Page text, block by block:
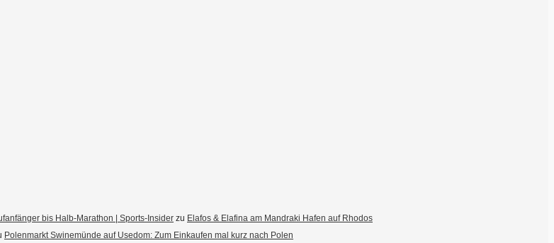
bis Halb-Marathon | Sports-Insider zu Elafos & Elafina am Mandraki Hafen auf Rhodos
Polenmarkt Swinemünde auf Usedom: Zum Einkaufen mal kurz nach Polen